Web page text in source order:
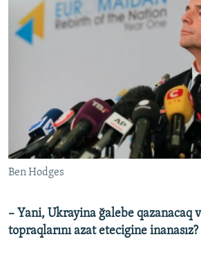
Ben Hodges
– Yani, Ukrayina ğalebe qazanacaq
topraqlarını azat etecigine inanasız?